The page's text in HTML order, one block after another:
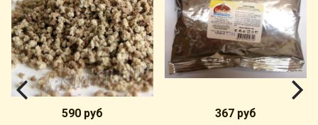
590 руб 367 руб